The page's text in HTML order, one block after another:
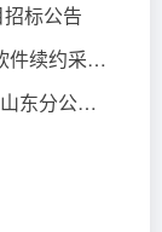
2026-08-07
标公告
2026-08-07
约采购项目
2026-08-07
关于中国大地财产保险股份有限公司（山东分公司）小货车业务风险